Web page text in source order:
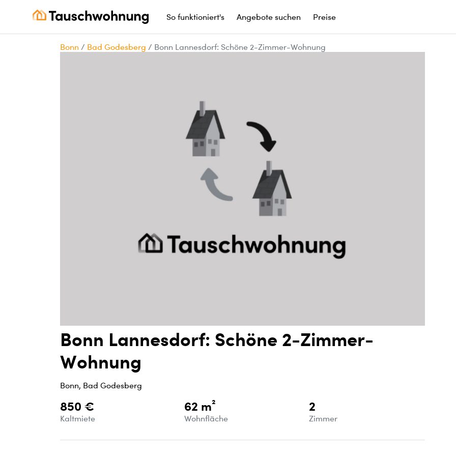
So funktioniert's Angebote suchen Preise
Bonn / Bad Godesberg / Bonn Lannesdorf: Schöne 2-Zimmer-Wohnung
Bonn Lannesdorf: Schöne 2-Zimmer-
Wohnung
Bonn, Bad Godesberg
850 €
Kaltmiete
62 m²
Wohnfläche
2
Zimmer